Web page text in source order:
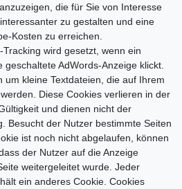
die für Sie von Interesse
zu gestalten und eine
Kosten zu erreichen.
wird gesetzt, wenn ein
AdWords-Anzeige klickt.
um kleine Textdateien, die auf Ihrem
Diese Cookies verlieren in der
und dienen nicht der
Besucht der Nutzer bestimmte Seiten
ist noch nicht abgelaufen, können
der Nutzer auf die Anzeige
weitergeleitet wurde. Jeder
ein anderes Cookie. Cookies